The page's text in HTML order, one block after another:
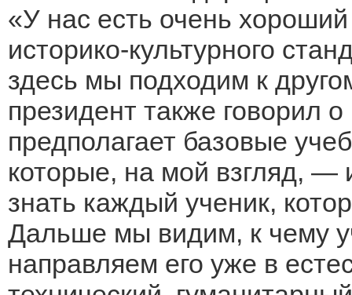
«У нас есть очень
историко-культурного
здесь мы подходим к
президент также говорил
предполагает базовые
которые, на мой взгляд,
знать каждый ученик,
Дальше мы видим, к чему
направляем его уже в